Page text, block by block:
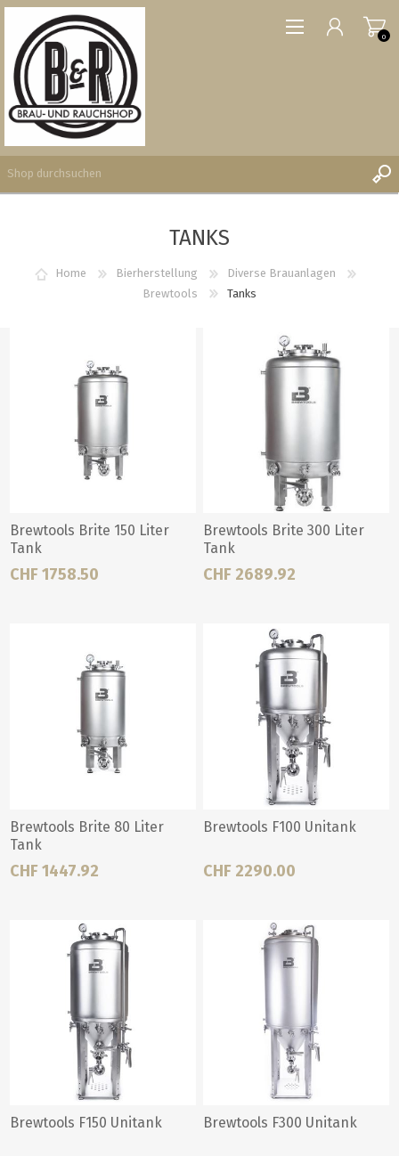
ANMELDEN
0
TANKS
Home Bierherstellung
Diverse Brauanlagen
Brewtools
Tanks
Brewtools Brite 150 Liter
Tank
CHF 1758.50
Brewtools Brite 300 Liter
Tank
CHF 2689.92
Brewtools Brite 80 Liter
Tank
CHF 1447.92
Brewtools F100 Unitank
CHF 2290.00
Brewtools F150 Unitank Brewtools F300 Unitank